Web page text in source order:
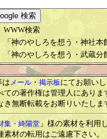
WWW検索
「神のやしろを想う・神社本
「神のやしろを想う・武蔵分
は メール・ 掲示板にてお願い
ての著作権は管理人にありま
き無断転載をお断りいたしま
集・綺陽堂」様の素材を利用
素材の転用はご遠慮下さい。